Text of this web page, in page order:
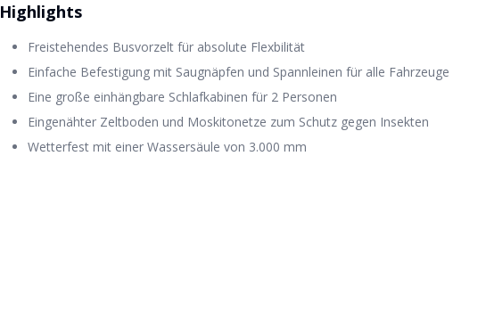
Highlights
Freistehendes Busvorzelt für absolute Flexbilität
Einfache Befestigung mit Saugnäpfen und Spannleinen für alle Fahrzeuge
Eine große einhängbare Schlafkabinen für 2 Personen
Eingenähter Zeltboden und Moskitonetze zum Schutz gegen Insekten
Wetterfest mit einer Wassersäule von 3.000 mm